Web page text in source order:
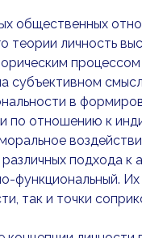
общественных
личность
субъективном
в
по отношению к
подхода к
функциональный.
так и точки